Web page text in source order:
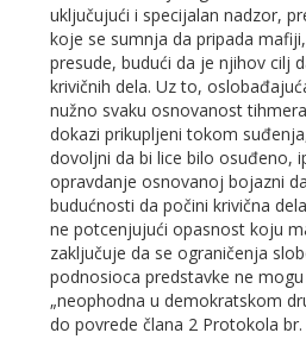
uključujući i specijalan nadzor,
koje se sumnja da pripada
presude, budući da je njihov cilj
krivičnih dela. Uz to,
nužno svaku osnovanost
dokazi prikupljeni tokom
dovoljni da bi lice bilo osuđeno,
opravdanje osnovanoj bojazni
budućnosti da počini krivična
ne potcenjujući opasnost koju
zaključuje da se ograničenja
podnosioca predstavke ne
„neophodna u demokratskom
do povrede člana 2 Protokola br.